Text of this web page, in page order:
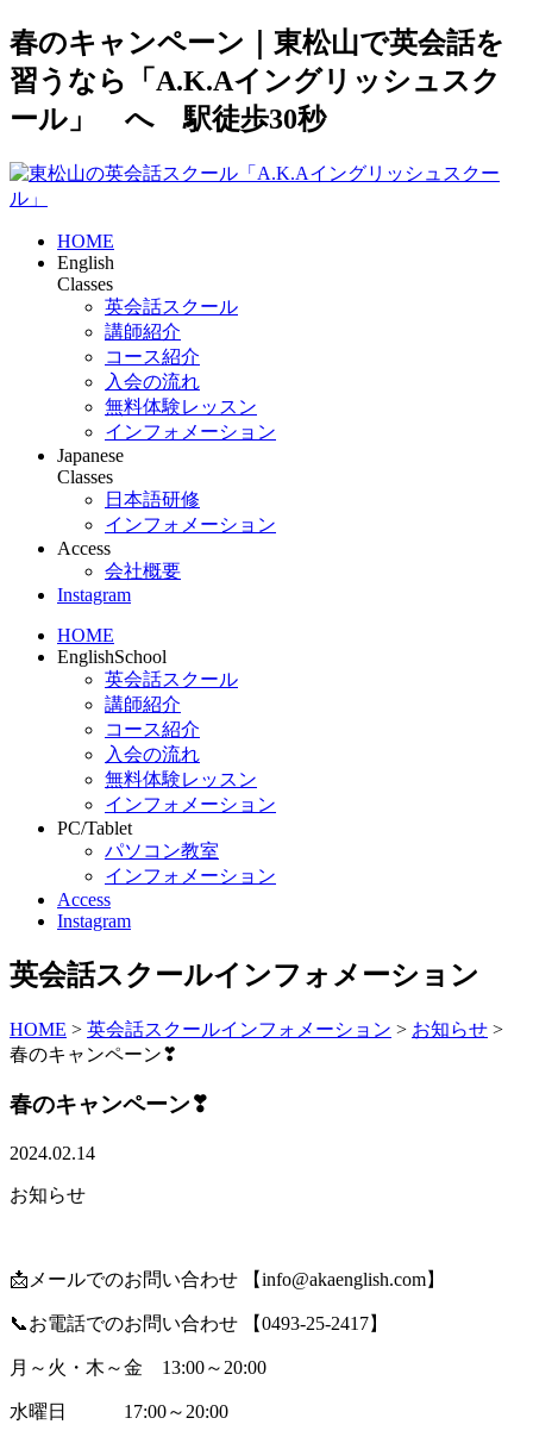
春のキャンペーン｜東松山で英会話を
習うなら「A.K.Aイングリッシュスク
ール」 へ 駅徒歩30秒
HOME
English
Classes
英会話スクール
講師紹介
コース紹介
入会の流れ
無料体験レッスン
インフォメーション
Japanese
Classes
日本語研修
インフォメーション
Access
会社概要
Instagram
HOME
EnglishSchool
英会話スクール
講師紹介
コース紹介
入会の流れ
無料体験レッスン
インフォメーション
PC/Tablet
パソコン教室
インフォメーション
Access
Instagram
英会話スクールインフォメーション
HOME > 英会話スクールインフォメーション > お知らせ >
春のキャンペーン❣
春のキャンペーン❣
2024.02.14
お知らせ
📩メールでのお問い合わせ 【info@akaenglish.com】
📞お電話でのお問い合わせ 【0493-25-2417】
月～火・木～金 13:00～20:00
水曜日 17:00～20:00